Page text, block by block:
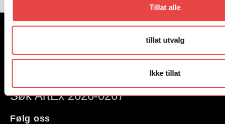
Tillat alle
tillat utvalg
Ikke tillat
English
Program- og søknadsportal
Søk ArtEx 2026-0267
Følg oss